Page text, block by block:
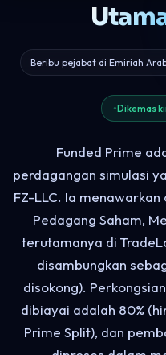
Beribu pejabat di Emiriah
Dikemas
Funded Prime
perdagangan simulasi
FZ-LLC. Ia menawarkan
Pedagang Saham,
terutamanya di
disambungkan
disokong).
dibiayai adalah 80%
Prime Split), dan